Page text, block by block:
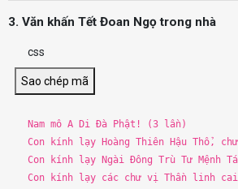
3. Văn khấn Tết Đoan Ngọ trong nhà
css
Sao chép mã
Nam mô ADi Đà Phật! (3lần)
Con kính lạy Hoàng Thiên Hậu Thổ,
Con kính lạy NgàiĐông Trù Tư Mệnh
Con kính lạy các chư vị Thần linh cai